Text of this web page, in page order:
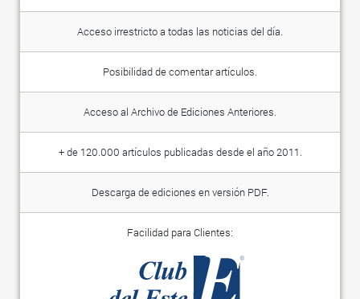
Acceso irrestricto a todas las noticias del día.
Posibilidad de comentar artículos.
Acceso al Archivo de Ediciones Anteriores.
+ de 120.000 artículos publicadas desde el año 2011.
Descarga de ediciones en versión PDF.
Facilidad para Clientes: